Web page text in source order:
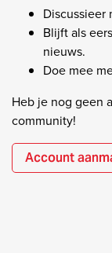
Discussieer
Blijft als
nieuws.
Doe mee
Heb je nog geen
community!
Account